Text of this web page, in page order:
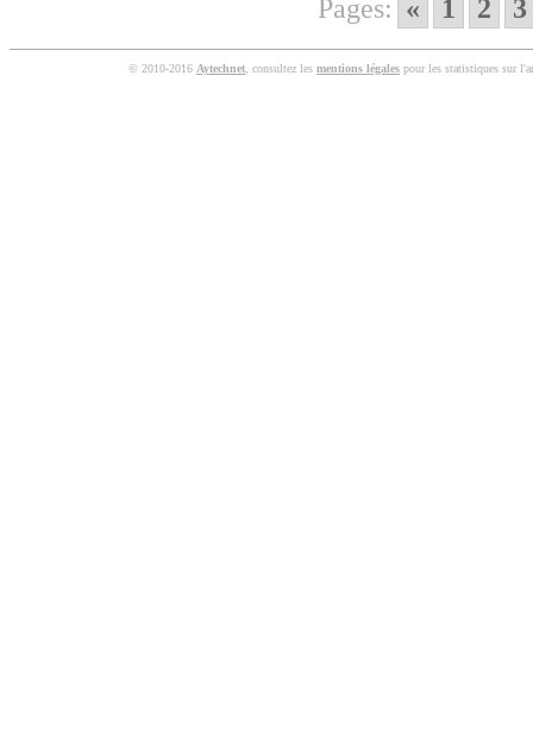
Pages: « 1 2 3
© 2010-2016 Aytechnet , consultez les mentions légales pour les statistiques sur